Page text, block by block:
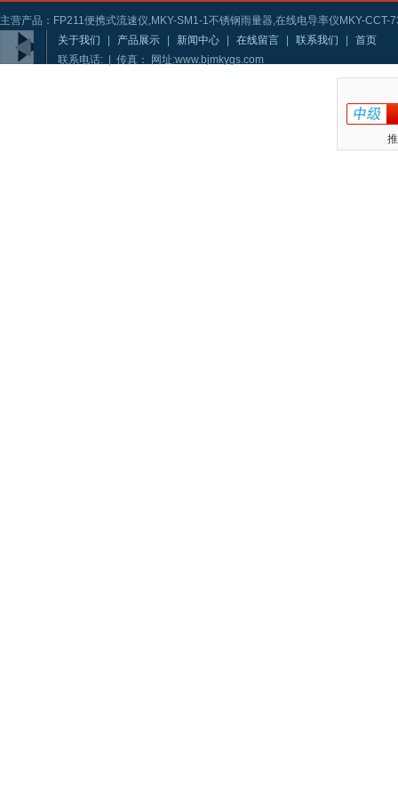
主营产品：FP211便携式流速仪,MKY-SM1-1不锈钢雨量器,在线电导率仪MKY-CCT-
关于我们
产品展示 新闻中心 在线留言 联系我们
首页
联系电话: | 传真： 网址:www.bjmkygs.com